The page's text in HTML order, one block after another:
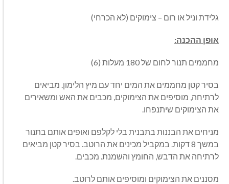
גלידת וניל או רום – צימוקים (לא הכרחי)
אופן ההכנה:
מחממים תנור לחום של 180 מעלות (6)
בסיר קטן מחממים את המים יחד עם מיץ הלימון. מביאים
לרתיחה, מוסיפים את הצימוקים, מכבים את האש ומשאירים
את הצימוקים שיתנפחו.
מניחים את הבננות בתבנית בלי לקלפם ואופים אותם בתנור
במשך 8 דקות. במקביל מכינים את הרוטב. בסיר קטן מביאים
לרתיחה את הדבש, החומץ והשמנת. מכבים.
מסננים את הצימוקים ומוסיפים אותם לרוטב.